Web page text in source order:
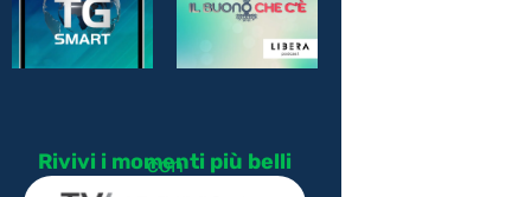
Rivivi i momenti più belli
con